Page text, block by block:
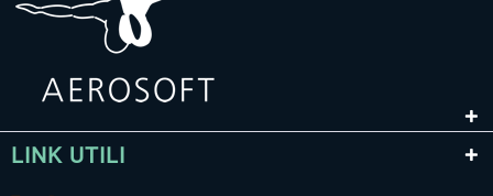
LINK UTILI